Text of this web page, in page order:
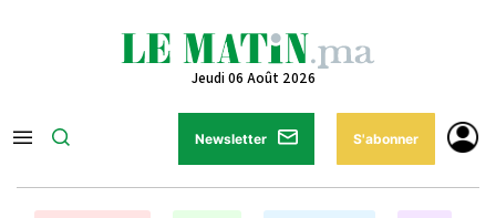
Jeudi 06 Août 2026
Newsletter S'abonner